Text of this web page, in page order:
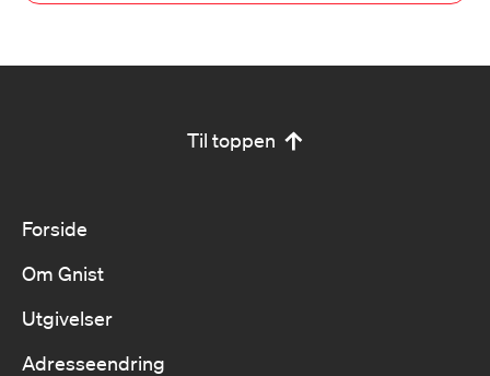
Til toppen
Forside
Om Gnist
Utgivelser
Adresseendring